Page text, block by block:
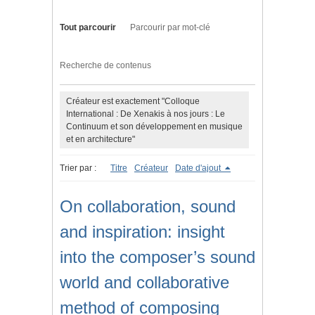
Tout parcourir Parcourir par mot-clé
Recherche de contenus
Créateur est exactement "Colloque
International : De Xenakis à nos jours : Le
Continuum et son développement en musique
et en architecture"
Trier par : Titre Créateur Date d'ajout
On collaboration, sound
and inspiration: insight
into the composer’s sound
world and collaborative
method of composing